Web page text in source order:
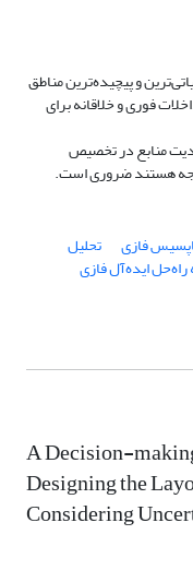
و پیچیده‌ترین مناطق
فوری و خلاقانه برای
منابع در تخصیص
هستند ضروری است.
فازی تحلیل
ایده‌آل فازی
A Decision-
Designing the
Considering